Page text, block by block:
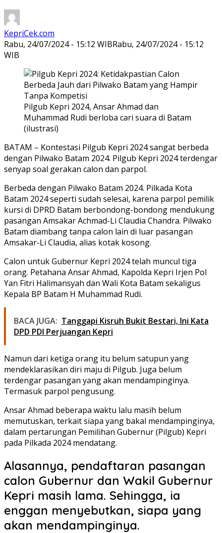
KepriCek.com
Rabu, 24/07/2024 - 15:12 WIBRabu, 24/07/2024 - 15:12
WIB
Pilgub Kepri 2024, Ansar Ahmad dan
Muhammad Rudi berloba cari suara di Batam
(ilustrasi)
BATAM – Kontestasi Pilgub Kepri 2024 sangat berbeda
dengan Pilwako Batam 2024. Pilgub Kepri 2024 terdengar
senyap soal gerakan calon dan parpol.
Berbeda dengan Pilwako Batam 2024. Pilkada Kota
Batam 2024 seperti sudah selesai, karena parpol pemilik
kursi di DPRD Batam berbondong-bondong mendukung
pasangan Amsakar Achmad-Li Claudia Chandra. Pilwako
Batam diambang tanpa calon lain di luar pasangan
Amsakar-Li Claudia, alias kotak kosong.
Calon untuk Gubernur Kepri 2024 telah muncul tiga
orang. Petahana Ansar Ahmad, Kapolda Kepri Irjen Pol
Yan Fitri Halimansyah dan Wali Kota Batam sekaligus
Kepala BP Batam H Muhammad Rudi.
BACA JUGA: Tanggapi Kisruh Bukit Bestari, Ini Kata
DPD PDI Perjuangan Kepri
Namun dari ketiga orang itu belum satupun yang
mendeklarasikan diri maju di Pilgub. Juga belum
terdengar pasangan yang akan mendampinginya.
Termasuk parpol pengusung.
Ansar Ahmad beberapa waktu lalu masih belum
memutuskan, terkait siapa yang bakal mendampinginya,
dalam pertarungan Pemilihan Gubernur (Pilgub) Kepri
pada Pilkada 2024 mendatang.
Alasannya, pendaftaran pasangan
calon Gubernur dan Wakil Gubernur
Kepri masih lama. Sehingga, ia
enggan menyebutkan, siapa yang
akan mendampinginya.